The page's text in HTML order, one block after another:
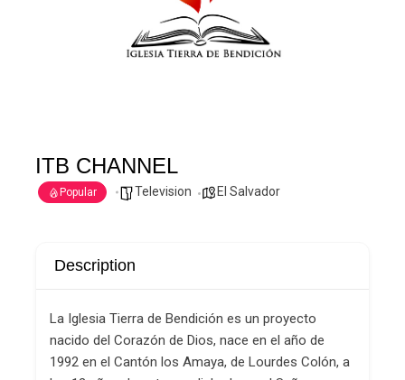
ITB CHANNEL
Popular Television El Salvador
Description
La Iglesia Tierra de Bendición es un proyecto
nacido del Corazón de Dios, nace en el año de
1992 en el Cantón los Amaya, de Lourdes Colón, a